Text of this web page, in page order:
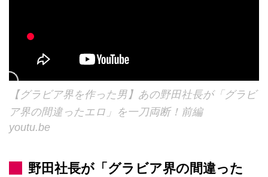
【グラビア界を作った男】あの野田社長が「グラビ
ア界の間違ったエロ」を一刀両断！前編
youtu.be
野田社長が「グラビア界の間違った